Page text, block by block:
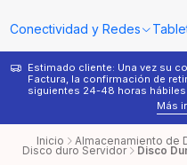
Conectividad y Redes
Estimado cliente: Una vez su
Factura, la confirmación de
siguientes 24-48 horas hábiles
Más
Inicio Almacenamiento de
Disco duro Servidor Disco